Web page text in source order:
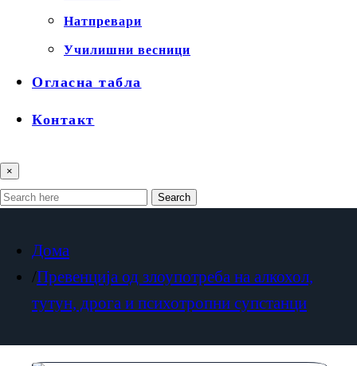
Натпревари
Училишни весници
Огласна табла
Контакт
×
Search
Дома
Превенција од злоупотреба на алкохол,
тутун, дрога и психотропни супстанци